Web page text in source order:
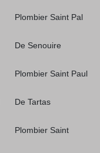
Plombier Saint Pal
De Senouire
Plombier Saint Paul
De Tartas
Plombier Saint